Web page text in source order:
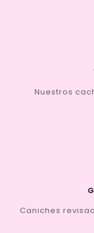
Nuestros
Caniches